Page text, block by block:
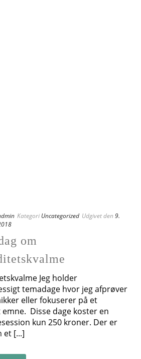
Kategori Uncategorized Udgivet den 9.
om
Jeg holder
temadage hvor jeg afprøver
eller fokuserer på et
Disse dage koster en
kun 250 kroner. Der er
et [...]